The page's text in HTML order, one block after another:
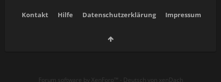
Kontakt Hilfe Datenschutzerklärung Impressum
Forum software by XenForo™ - Deutsch von xenDach